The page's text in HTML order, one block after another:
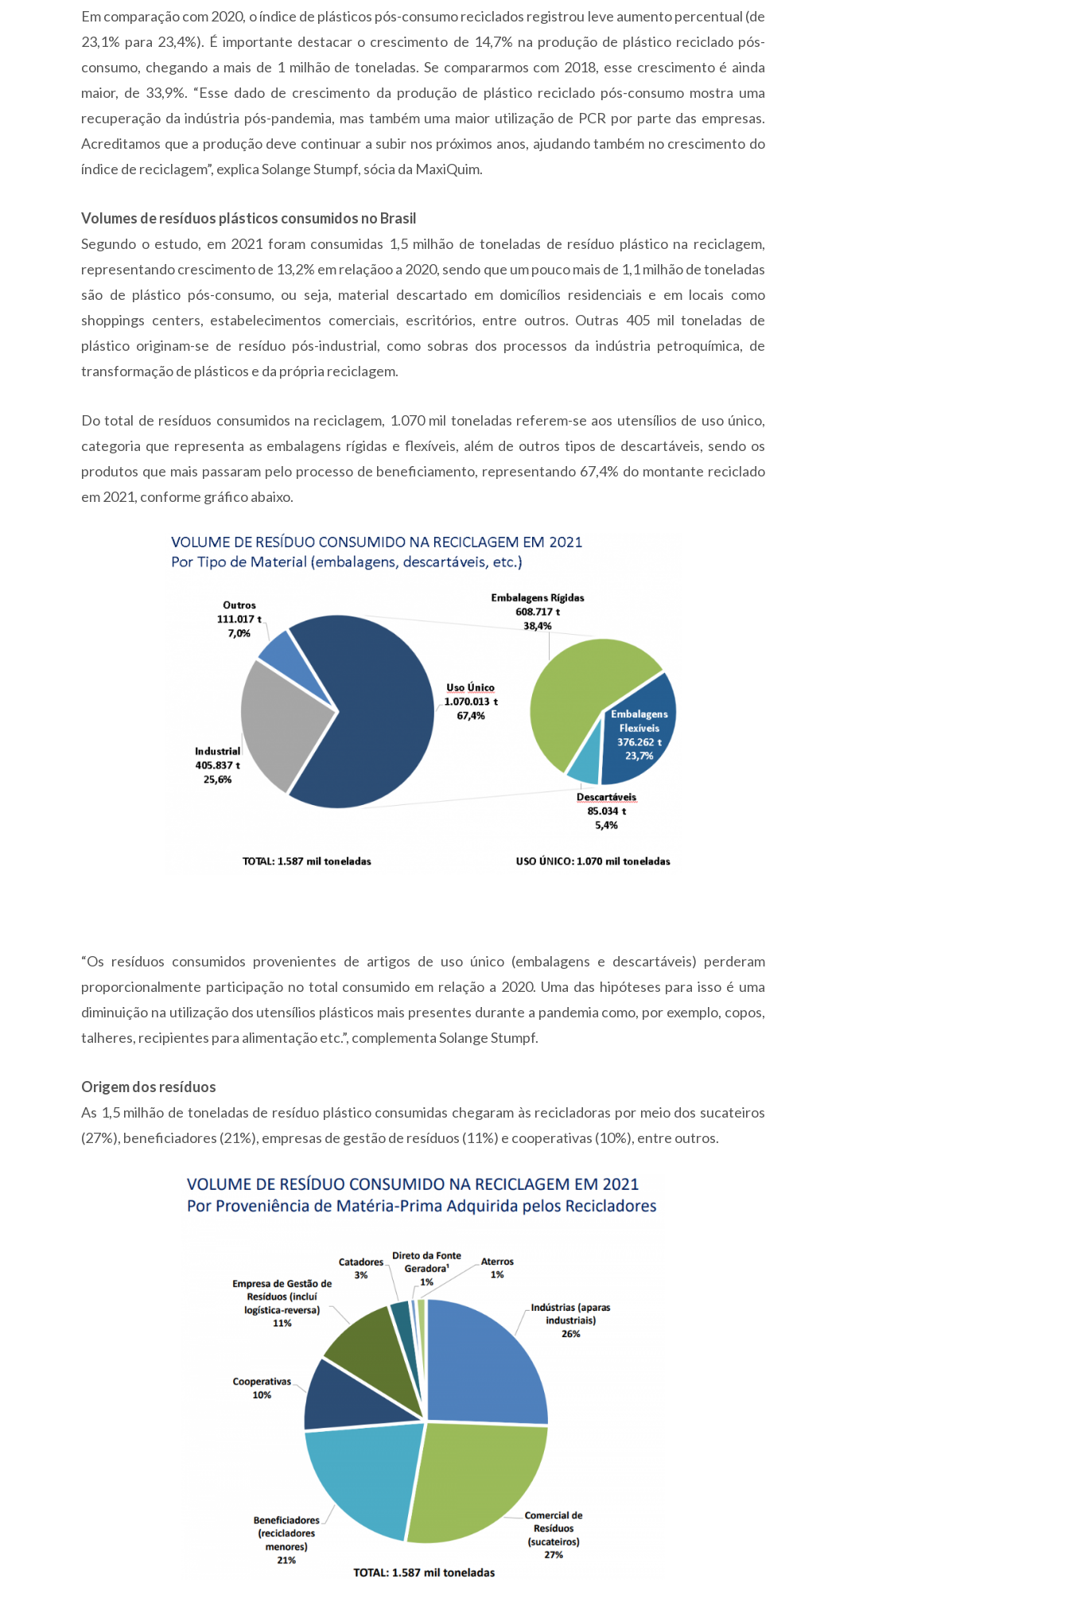
Em comparação com 2020, o índice de plásticos pós-consumo reciclados registrou leve aumento percentual (de
23,1% para 23,4%). É importante destacar o crescimento de 14,7% na produção de plástico reciclado pós-
consumo, chegando a mais de 1 milhão de toneladas. Se compararmos com 2018, esse crescimento é ainda
maior, de 33,9%. “Esse dado de crescimento da produção de plástico reciclado pós-consumo mostra uma
recuperação da indústria pós-pandemia, mas também uma maior utilização de PCR por parte das empresas.
Acreditamos que a produção deve continuar a subir nos próximos anos, ajudando também no crescimento do
índice de reciclagem”, explica Solange Stumpf, sócia da MaxiQuim.
Volumes de resíduos plásticos consumidos no Brasil
Segundo o estudo, em 2021 foram consumidas 1,5 milhão de toneladas de resíduo plástico na reciclagem,
representando crescimento de 13,2% em relaçãoo a 2020, sendo que um pouco mais de 1,1 milhão de toneladas
são de plástico pós-consumo, ou seja, material descartado em domicílios residenciais e em locais como
shoppings centers, estabelecimentos comerciais, escritórios, entre outros. Outras 405 mil toneladas de
plástico originam-se de resíduo pós-industrial, como sobras dos processos da indústria petroquímica, de
transformação de plásticos e da própria reciclagem.
Do total de resíduos consumidos na reciclagem, 1.070 mil toneladas referem-se aos utensílios de uso único,
categoria que representa as embalagens rígidas e flexíveis, além de outros tipos de descartáveis, sendo os
produtos que mais passaram pelo processo de beneficiamento, representando 67,4% do montante reciclado
em 2021, conforme gráfico abaixo.
“Os resíduos consumidos provenientes de artigos de uso único (embalagens e descartáveis) perderam
proporcionalmente participação no total consumido em relação a 2020. Uma das hipóteses para isso é uma
diminuição na utilização dos utensílios plásticos mais presentes durante a pandemia como, por exemplo, copos,
talheres, recipientes para alimentação etc.”, complementa Solange Stumpf.
Origem dos resíduos
As 1,5 milhão de toneladas de resíduo plástico consumidas chegaram às recicladoras por meio dos sucateiros
(27%), beneficiadores (21%), empresas de gestão de resíduos (11%) e cooperativas (10%), entre outros.